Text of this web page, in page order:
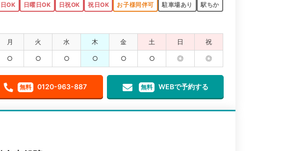
OK 日曜日OK 日祝OK 祝日OK お子様同伴可 駐車場あり
駅ちか
月 火 水 木 金 土 日 祝
○ ○ ○ ○ ○ ○ ◎ ◎
無料 0120-963-887 無料 WEBで予約する